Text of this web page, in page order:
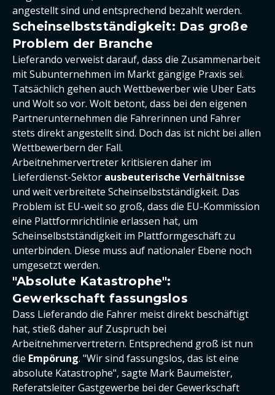
angestellt sind und entsprechend bezahlt werden.
Scheinselbstständigkeit: Das große
Problem der Branche
Lieferando verweist darauf, dass die Zusammenarbeit
mit Subunternehmen im Markt gängige Praxis sei.
Tatsächlich gehen auch Wettbewerber wie Uber Eats
und Wolt so vor. Wolt betont, dass bei den eigenen
Partnerunternehmen die Fahrerinnen und Fahrer
stets direkt angestellt sind. Doch das ist nicht bei allen
Wettbewerbern der Fall.
Arbeitnehmervertreter kritisieren daher im
Lieferdienst-Sektor ausbeuterische Verhältnisse
und weit verbreitete Scheinselbstständigkeit. Das
Problem ist EU-weit so groß, dass die EU-Kommission
eine Plattformrichtlinie erlassen hat, um
Scheinselbstständigkeit im Plattformgeschäft zu
unterbinden. Diese muss auf nationaler Ebene noch
umgesetzt werden.
"Absolute Katastrophe":
Gewerkschaft fassungslos
Dass Lieferando die Fahrer meist direkt beschäftigt
hat, stieß daher auf Zuspruch bei
Arbeitnehmervertretern. Entsprechend groß ist nun
die Empörung. "Wir sind fassungslos, das ist eine
absolute Katastrophe", sagte Mark Baumeister,
Referatsleiter Gastgewerbe bei der Gewerkschaft